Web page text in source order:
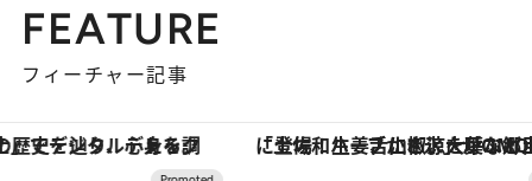
FEATURE
フィーチャー記事
「土佐和ハーブかき氷」がOMO7高知に登場！生姜、山椒、大葉など目にも舌にも涼を呼ぶ郷土の味 【銀座で出合う最旬美容】美髪ケアや上質